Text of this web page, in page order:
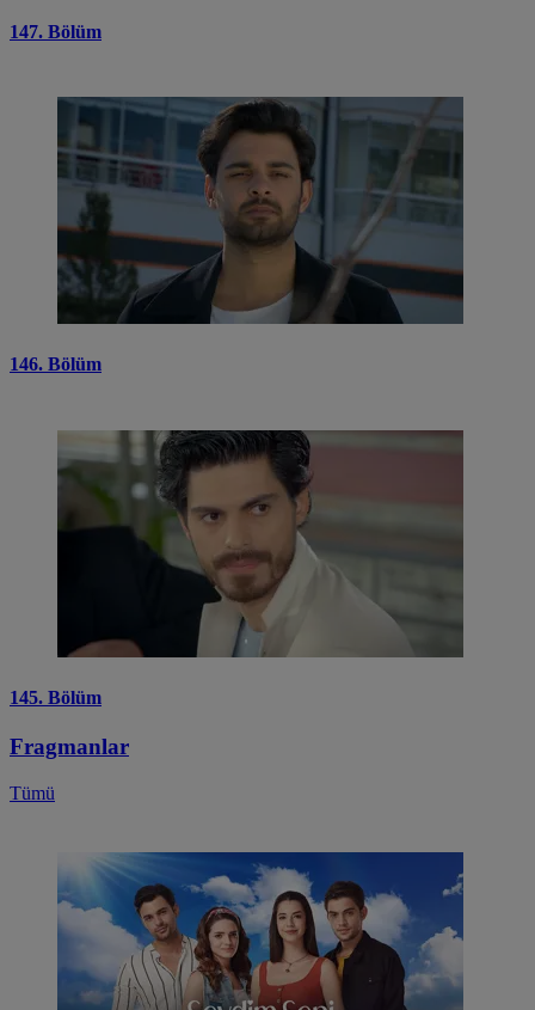
147. Bölüm
146. Bölüm
145. Bölüm
Fragmanlar
Tümü